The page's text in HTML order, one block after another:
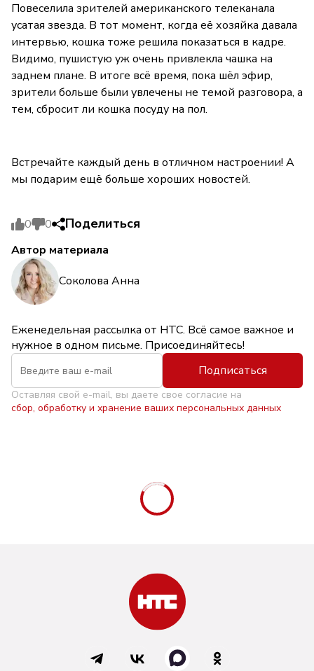
Повеселила зрителей американского телеканала
усатая звезда. В тот момент, когда её хозяйка давала
интервью, кошка тоже решила показаться в кадре.
Видимо, пушистую уж очень привлекла чашка на
заднем плане. В итоге всё время, пока шёл эфир,
зрители больше были увлечены не темой разговора, а
тем, сбросит ли кошка посуду на пол.
Встречайте каждый день в отличном настроении! А
мы подарим ещё больше хороших новостей.
0 0 Поделиться
Автор материала
Соколова Анна
Еженедельная рассылка от НТС. Всё самое важное и
нужное в одном письме. Присоединяйтесь!
Подписаться
Оставляя свой e-mail, вы даете свое согласие на
сбор, обработку и хранение ваших персональных данных